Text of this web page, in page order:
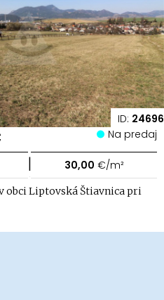
ID: 24696
Na predaj
| 30,00 €/m²
obci Liptovská Štiavnica pri